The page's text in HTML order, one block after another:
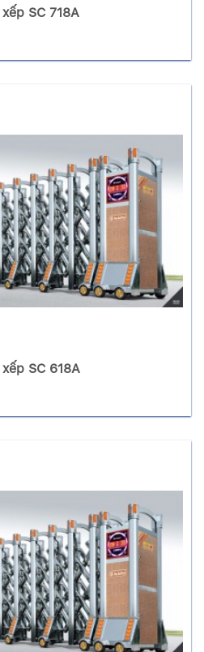
SC 718A
SC 618A